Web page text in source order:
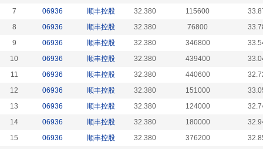
7
06936 顺丰控股 32.380 115600
8
06936 顺丰控股 32.380 76800
9
06936 顺丰控股 32.380 346800
10
06936 顺丰控股 32.380 439400
11
06936 顺丰控股 32.380 440600
12
06936 顺丰控股 32.380 151000
13
06936 顺丰控股 32.380 124000
14
06936 顺丰控股 32.380 180000
15
06936 顺丰控股 32.380 376200